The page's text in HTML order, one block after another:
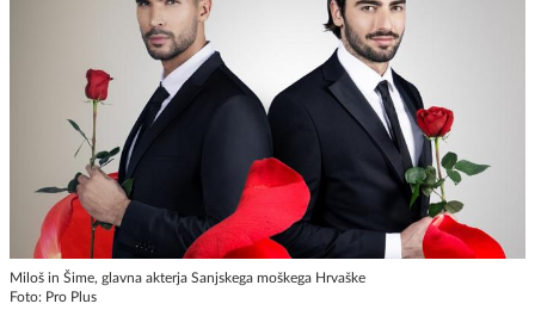
Miloš in Šime, glavna akterja Sanjskega moškega Hrvaške
Foto: Pro Plus